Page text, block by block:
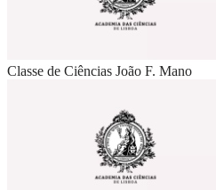
Classe de Ciências João F. Mano